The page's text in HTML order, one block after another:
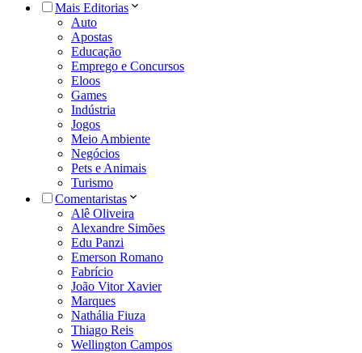
Mais Editorias
Auto
Apostas
Educação
Emprego e Concursos
Eloos
Games
Indústria
Jogos
Meio Ambiente
Negócios
Pets e Animais
Turismo
Comentaristas
Alê Oliveira
Alexandre Simões
Edu Panzi
Emerson Romano
Fabrício
João Vitor Xavier
Marques
Nathália Fiuza
Thiago Reis
Wellington Campos